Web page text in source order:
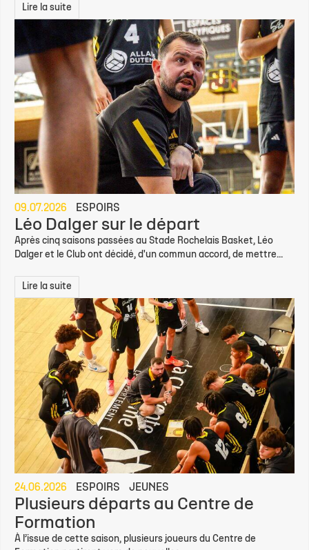
Lire la suite
09.07.2026 ESPOIRS
Léo Dalger sur le départ
Après cinq saisons passées au Stade Rochelais Basket, Léo
Dalger et le Club ont décidé, d'un commun accord, de mettre...
Lire la suite
24.06.2026 ESPOIRS JEUNES
Plusieurs départs au Centre de
Formation
À l’issue de cette saison, plusieurs joueurs du Centre de